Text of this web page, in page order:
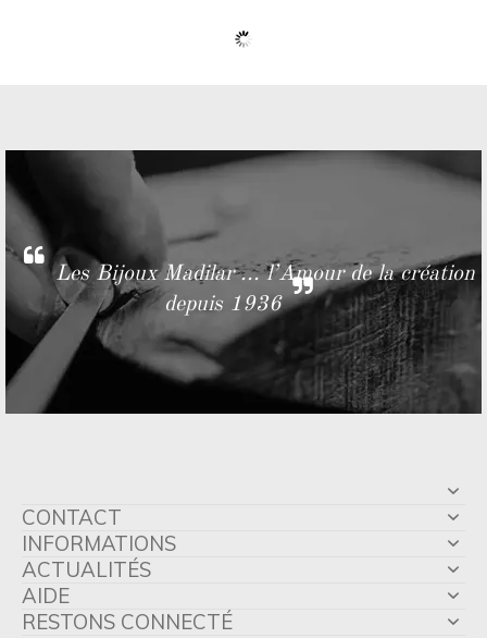
Les Bijoux Madilar ... l’Amour de la création
depuis 1936
CONTACT
INFORMATIONS
ACTUALITÉS
AIDE
RESTONS CONNECTÉ